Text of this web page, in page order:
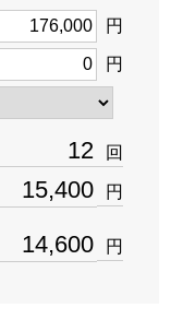
円
円
回
円
円